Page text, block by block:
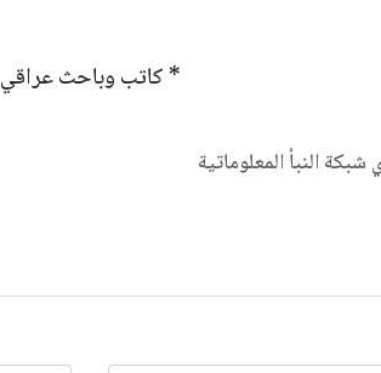
* كاتب وباحث عراقي
شبكة النبأ المعلوماتية